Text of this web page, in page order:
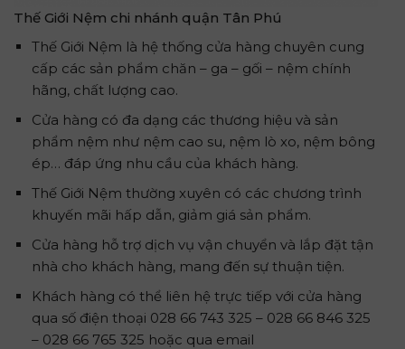
Thế Giới Nệm chi nhánh quận Tân Phú
Thế Giới Nệm là hệ thống cửa hàng chuyên cung
cấp các sản phẩm chăn – ga – gối – nệm chính
hãng, chất lượng cao.
Cửa hàng có đa dạng các thương hiệu và sản
phẩm nệm như nệm cao su, nệm lò xo, nệm bông
ép… đáp ứng nhu cầu của khách hàng.
Thế Giới Nệm thường xuyên có các chương trình
khuyến mãi hấp dẫn, giảm giá sản phẩm.
Cửa hàng hỗ trợ dịch vụ vận chuyển và lắp đặt tận
nhà cho khách hàng, mang đến sự thuận tiện.
Khách hàng có thể liên hệ trực tiếp với cửa hàng
qua số điện thoại 028 66 743 325 – 028 66 846 325
– 028 66 765 325 hoặc qua email